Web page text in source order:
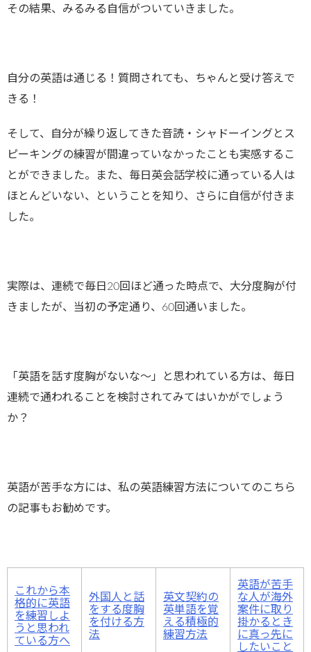
その結果、みるみる自信がついていきました。
自分の英語は通じる！質問されても、ちゃんと受け答えで
きる！
そして、自分が繰り返してきた音読・シャドーイングとス
ピーキングの練習が間違っていなかったことも実感するこ
とができました。また、毎日英会話学校に通っている人は
ほとんどいない、ということを知り、さらに自信が付きま
した。
実際は、連続で毎日20回ほど通った時点で、大分度胸が付
きましたが、当初の予定通り、60回通いました。
「英語を話す度胸がないな～」と思われている方は、毎日
連続で通われることを検討されてみてはいかがでしょう
か？
英語が苦手な方には、私の英語練習方法についてのこちら
の記事もお勧めです。
これから本
格的に英語
を練習しよ
うと思われ
ている方へ
外国人と話
をする度胸
を付ける方
法
英文契約の
英単語を覚
える積極的
練習方法
英語が苦手
な人が海外
案件に取り
掛かるとき
に真っ先に
したいこと